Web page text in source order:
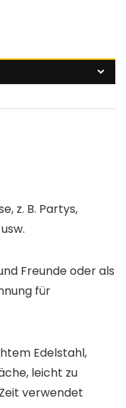
z. B. Partys,
Freunde oder als
für
Edelstahl,
leicht zu
verwendet